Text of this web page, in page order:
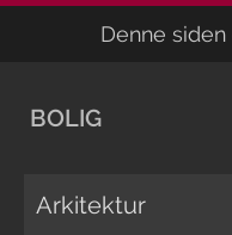
Denne
BOLIG
Arkitektur